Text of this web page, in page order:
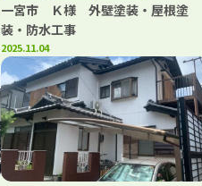
一宮市 Ｋ様 外壁塗装・屋根塗
装・防水工事
2025.11.04